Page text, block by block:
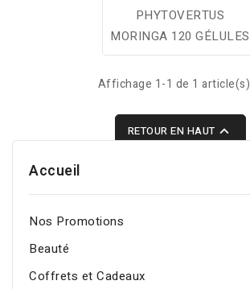
PHYTOVERTUS
MORINGA 120 GÉLULES
Affichage 1-1 de 1 article(s)
RETOUR EN HAUT 
Accueil
Nos Promotions
Beauté
Coffrets et Cadeaux